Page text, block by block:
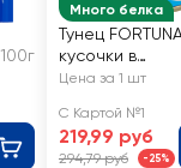
100г
Много белка
Тунец
кусочки в
собственном
Цена за 1 шт
С Картой №1
219,99 руб
294,79 руб -25%